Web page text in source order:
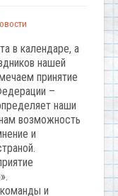
в календаре, а
нашей
принятие
–
наши
возможность
и
и